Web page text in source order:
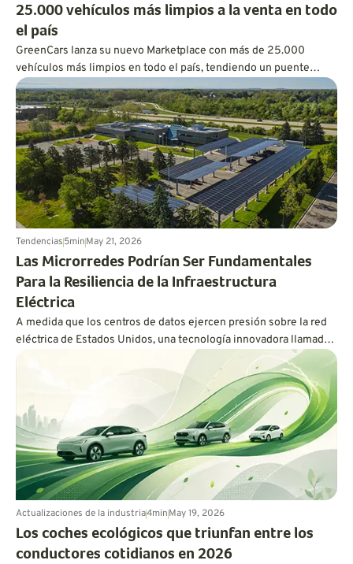
25.000 vehículos más limpios a la venta en todo
el país
GreenCars lanza su nuevo Marketplace con más de 25.000
vehículos más limpios en todo el país, tendiendo un puente
entre la educación sobre vehículos eléctricos y la compra real de
uno.
Tendencias5minMay 21, 2026
Las Microrredes Podrían Ser Fundamentales
Para la Resiliencia de la Infraestructura
Eléctrica
A medida que los centros de datos ejercen presión sobre la red
eléctrica de Estados Unidos, una tecnología innovadora llamada
microrred podría mantener los vehículos eléctricos cargados y
Actualizaciones de la industria4minMay 19, 2026
Los coches ecológicos que triunfan entre los
conductores cotidianos en 2026